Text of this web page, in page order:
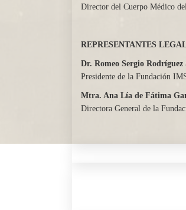
Director del Cuerpo Médico
REPRESENTANTES
Dr. Romeo Sergio Rodríguez
Presidente de la Fundación
Mtra. Ana Lía de Fátima
Directora General de la